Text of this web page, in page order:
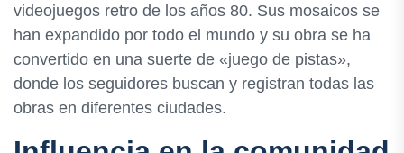
videojuegos retro de los años 80. Sus mosaicos se
han expandido por todo el mundo y su obra se ha
convertido en una suerte de «juego de pistas»,
donde los seguidores buscan y registran todas las
obras en diferentes ciudades.